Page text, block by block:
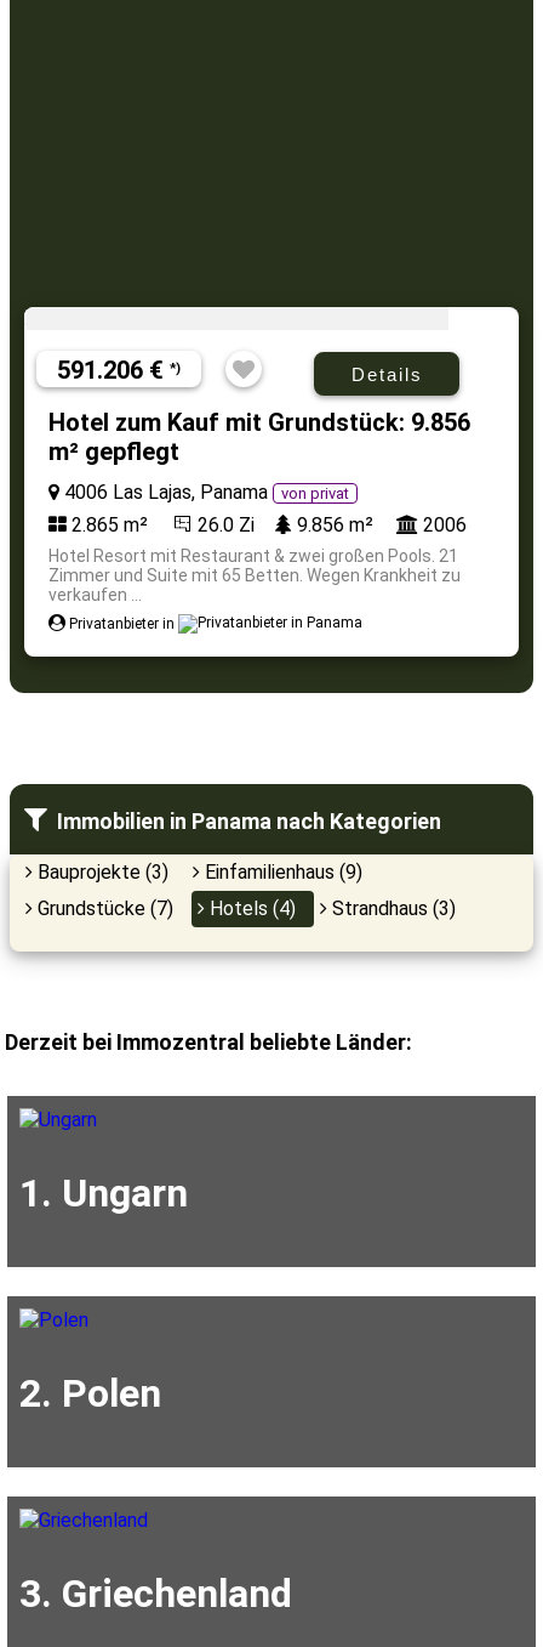
591.206 € *) Details
Hotel zum Kauf mit Grundstück: 9.856
m² gepflegt
4006 Las Lajas, Panama von privat
2.865 m² 26.0 Zi 9.856 m² 2006
Hotel Resort mit Restaurant & zwei großen Pools. 21
Zimmer und Suite mit 65 Betten. Wegen Krankheit zu
verkaufen ...
Privatanbieter in
Immobilien in Panama nach Kategorien
Bauprojekte (3)
Einfamilienhaus (9)
Grundstücke (7)
Hotels (4) Strandhaus (3)
Derzeit bei Immozentral beliebte Länder:
1. Ungarn
2. Polen
3. Griechenland